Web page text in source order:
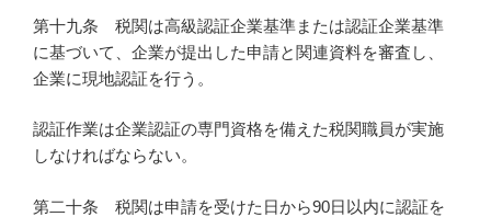
第十九条 税関は高級認証企業基準または認証企業基準
に基づいて、企業が提出した申請と関連資料を審査し、
企業に現地認証を行う。
認証作業は企業認証の専門資格を備えた税関職員が実施
しなければならない。
第二十条 税関は申請を受けた日から90日以内に認証を